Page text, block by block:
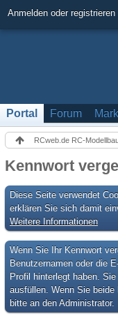
Anmelden oder registrieren
Portal Forum
RCweb.de RC-
Kennwort
Diese Seite verwendet
erklären Sie sich damit
Weitere Informationen
Wenn Sie Ihr Kennwort
Benutzernamen oder die
Profil hinterlegt haben.
ausfüllen. Wenn Sie
bitte an den Administrator.